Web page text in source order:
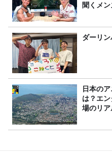
聞くメ
ダーリ
日本の
は？エ
場のリア